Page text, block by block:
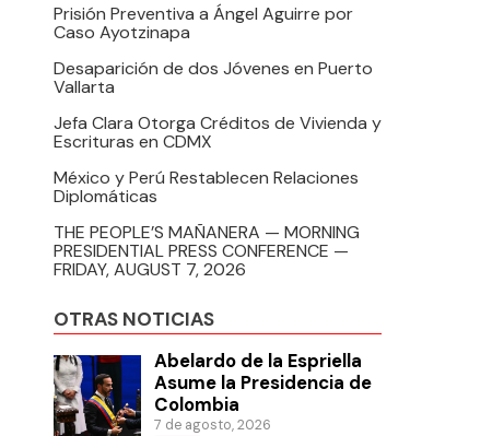
Prisión Preventiva a Ángel Aguirre por
Caso Ayotzinapa
Desaparición de dos Jóvenes en Puerto
Vallarta
Jefa Clara Otorga Créditos de Vivienda y
Escrituras en CDMX
México y Perú Restablecen Relaciones
Diplomáticas
THE PEOPLE’S MAÑANERA — MORNING
PRESIDENTIAL PRESS CONFERENCE —
FRIDAY, AUGUST 7, 2026
OTRAS NOTICIAS
Abelardo de la Espriella
Asume la Presidencia de
Colombia
7 de agosto, 2026